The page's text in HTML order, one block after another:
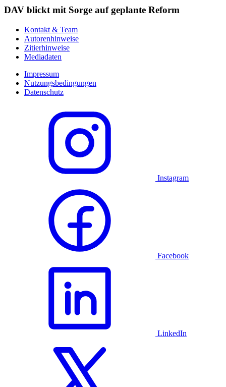
DAV blickt mit Sorge auf geplante Reform
Kontakt & Team
Autorenhinweise
Zitierhinweise
Mediadaten
Impressum
Nutzungsbedingungen
Datenschutz
Instagram
Facebook
LinkedIn